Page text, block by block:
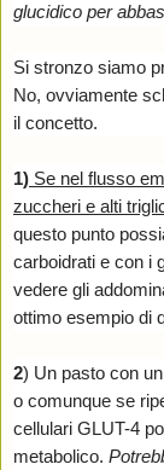
glucidico per
Si stronzo siamo
No, ovviamente
il concetto.
1) Se nel flusso
zuccheri e alti
questo punto
carboidrati e con i
vedere gli
ottimo esempio di
2) Un pasto con
o comunque se
cellulari GLUT-4
metabolico.